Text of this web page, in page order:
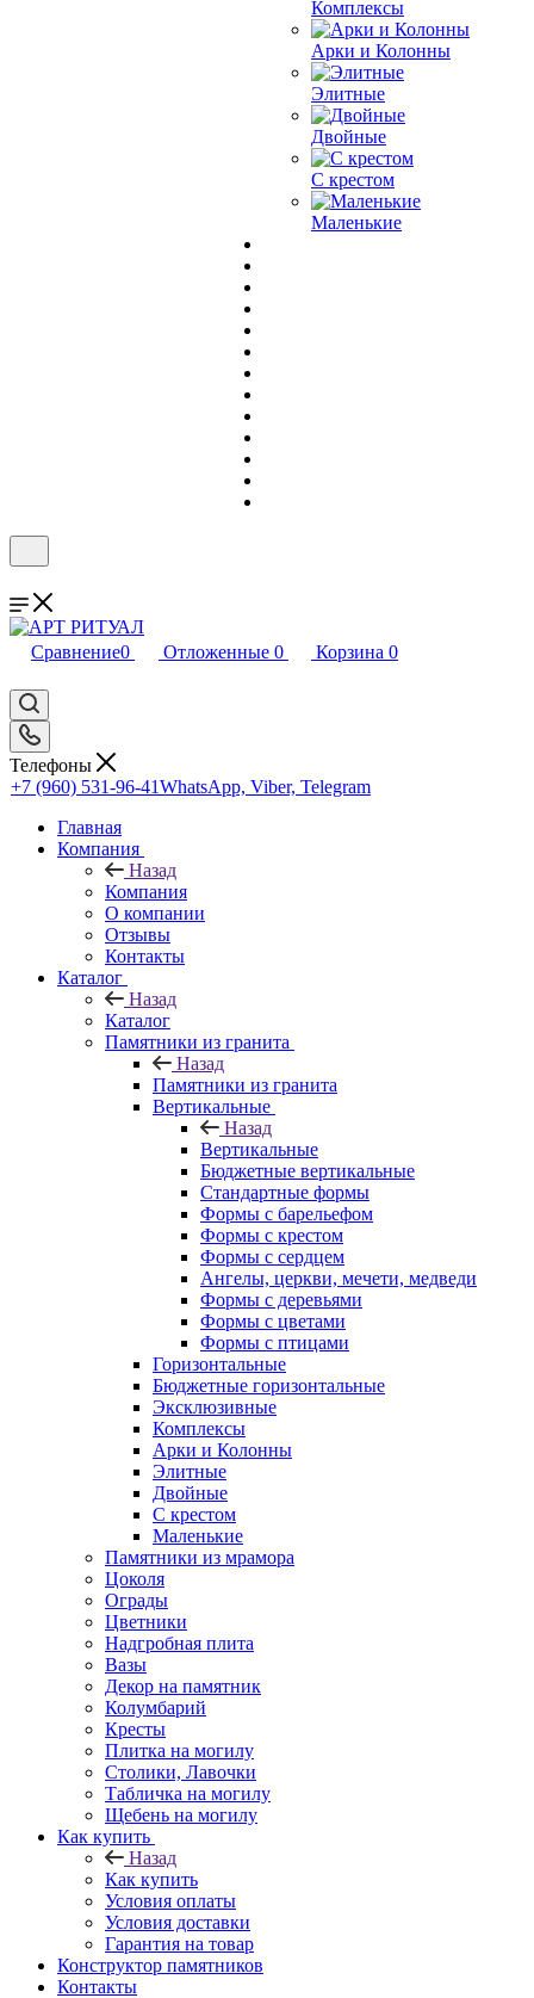
Комплексы
Арки и Колонны
Элитные
Двойные
С крестом
Маленькие
Сравнение0 Отложенные 0 Корзина 0
Телефоны
+7 (960) 531-96-41WhatsApp, Viber, Telegram
Главная
Компания
Назад
Компания
О компании
Отзывы
Контакты
Каталог
Назад
Каталог
Памятники из гранита
Назад
Памятники из гранита
Вертикальные
Назад
Вертикальные
Бюджетные вертикальные
Стандартные формы
Формы с барельефом
Формы с крестом
Формы с сердцем
Ангелы, церкви, мечети, медведи
Формы с деревьями
Формы с цветами
Формы с птицами
Горизонтальные
Бюджетные горизонтальные
Эксклюзивные
Комплексы
Арки и Колонны
Элитные
Двойные
С крестом
Маленькие
Памятники из мрамора
Цоколя
Ограды
Цветники
Надгробная плита
Вазы
Декор на памятник
Колумбарий
Кресты
Плитка на могилу
Столики, Лавочки
Табличка на могилу
Щебень на могилу
Как купить
Назад
Как купить
Условия оплаты
Условия доставки
Гарантия на товар
Конструктор памятников
Контакты